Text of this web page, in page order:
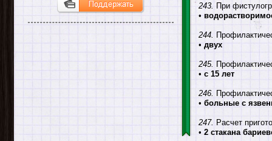
243. При
•
244.
• двух
245.
• с 15 лет
246.
• больные с
247. Расчет
• 2 стакана